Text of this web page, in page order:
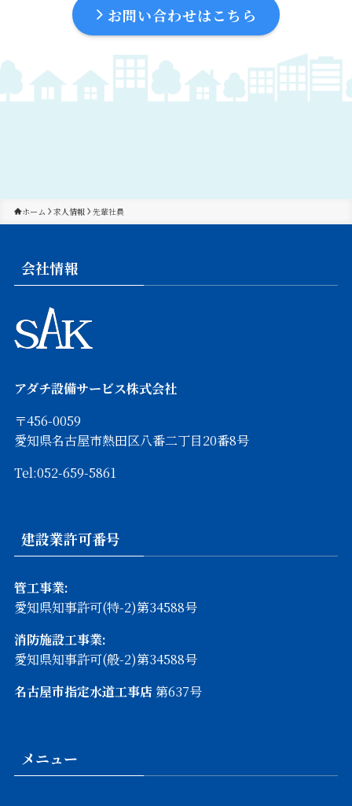
お問い合わせはこちら
ホーム 求人情報 先輩社員
会社情報
アダチ設備サービス株式会社
〒456-0059
愛知県名古屋市熱田区八番二丁目20番8号
Tel:052-659-5861
建設業許可番号
管工事業:
愛知県知事許可(特-2)第34588号
消防施設工事業:
愛知県知事許可(般-2)第34588号
名古屋市指定水道工事店第637号
メニュー